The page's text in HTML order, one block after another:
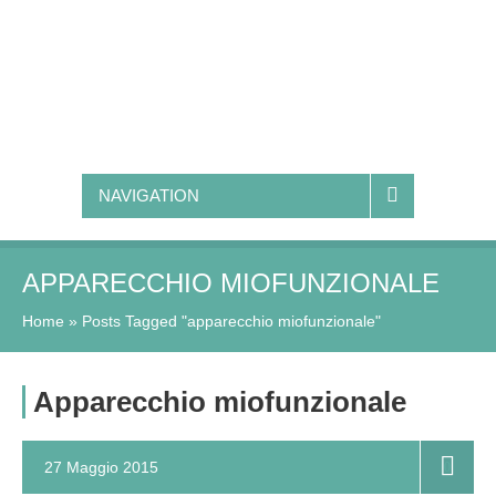
NAVIGATION
APPARECCHIO MIOFUNZIONALE
Home » Posts Tagged "apparecchio miofunzionale"
Apparecchio miofunzionale
27 Maggio 2015